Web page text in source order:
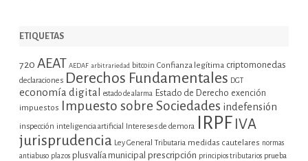
ETIQUETAS
720 AEAT AEDAF arbitrariedad bitcoin Confianza legítima criptomonedas
declaraciones Derechos Fundamentales DGT
economía digital estado de alarma Estado de Derecho exención
impuestos Impuesto sobre Sociedades indefensión
inspección inteligencia artificial Intereses de demora IRPF IVA
jurisprudencia Ley General Tributaria medidas cautelares normas
antiabuso plazos plusvalía municipal prescripción principios tributarios prueba